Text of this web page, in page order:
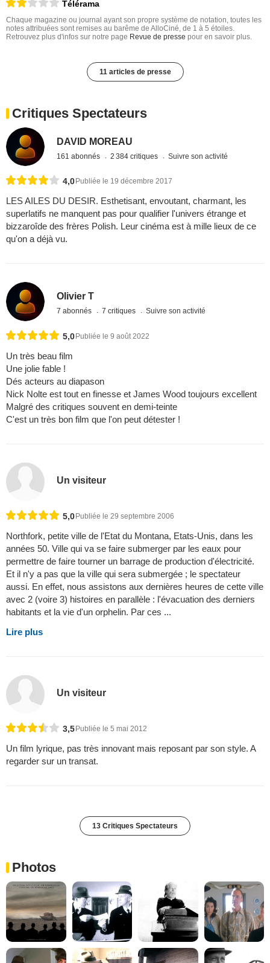
Télérama
Chaque magazine ou journal ayant son propre système de notation, toutes les
notes attribuées sont remises au barême de AlloCiné, de 1 à 5 étoiles.
Retrouvez plus d'infos sur notre page Revue de presse pour en savoir plus.
11 articles de presse
Critiques Spectateurs
DAVID MOREAU
161 abonnés 2 384 critiques Suivre son activité
4,0 Publiée le 19 décembre 2017
LES AILES DU DESIR. Esthetisant, envoutant, charmant, les
superlatifs ne manquent pas pour qualifier l'univers étrange et
bizzaroîde des frères Polish. Leur cinéma est à mille lieux de ce
qu'on a déjà vu.
Olivier T
7 abonnés 7 critiques Suivre son activité
5,0Publiée le 9 août 2022
Un très beau film
Une jolie fable !
Dés acteurs au diapason
Nick Nolte est tout en finesse et James Wood toujours excellent
Malgré des critiques souvent en demi-teinte
C'est un très bon film que l'on peut détester !
Un visiteur
5,0Publiée le 29 septembre 2006
Northfork, petite ville de l'Etat du Montana, Etats-Unis, dans les
années 50. Ville qui va se faire submerger par les eaux pour
permettre de faire tourner un barrage de production d'électricité.
Et il n'y a pas que la ville qui sera submergée ; le spectateur
aussi. En effet, nous assistons aux dernières heures de cette ville
avec 2 (voire 3) histoires en parallèle : l'évacuation des derniers
habitants et la vie d'un orphelin. Par ces ...
Lire plus
Un visiteur
3,5 Publiée le 5 mai 2012
Un film lyrique, pas très innovant mais reposant par son style. A
regarder sur un transat.
13 Critiques Spectateurs
Photos